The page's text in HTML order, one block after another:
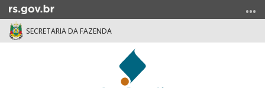
para
SECRETARIA DA FAZENDA